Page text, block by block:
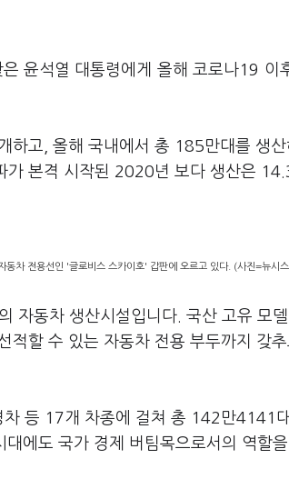
윤석열 대통령에게 올해 코로나19 이
하고, 올해 국내에서 총 185만대를 생
가 본격 시작된 2020년 보다 생산은
동차 전용선인 '글로비스 스카이호' 갑판에 오르고 있다. (사진=뉴시
자동차 생산시설입니다. 국산 고유 모
적할 수 있는 자동차 전용 부두까지 갖
차 등 17개 차종에 걸쳐 총 142만4141
에도 국가 경제 버팀목으로서의 역할